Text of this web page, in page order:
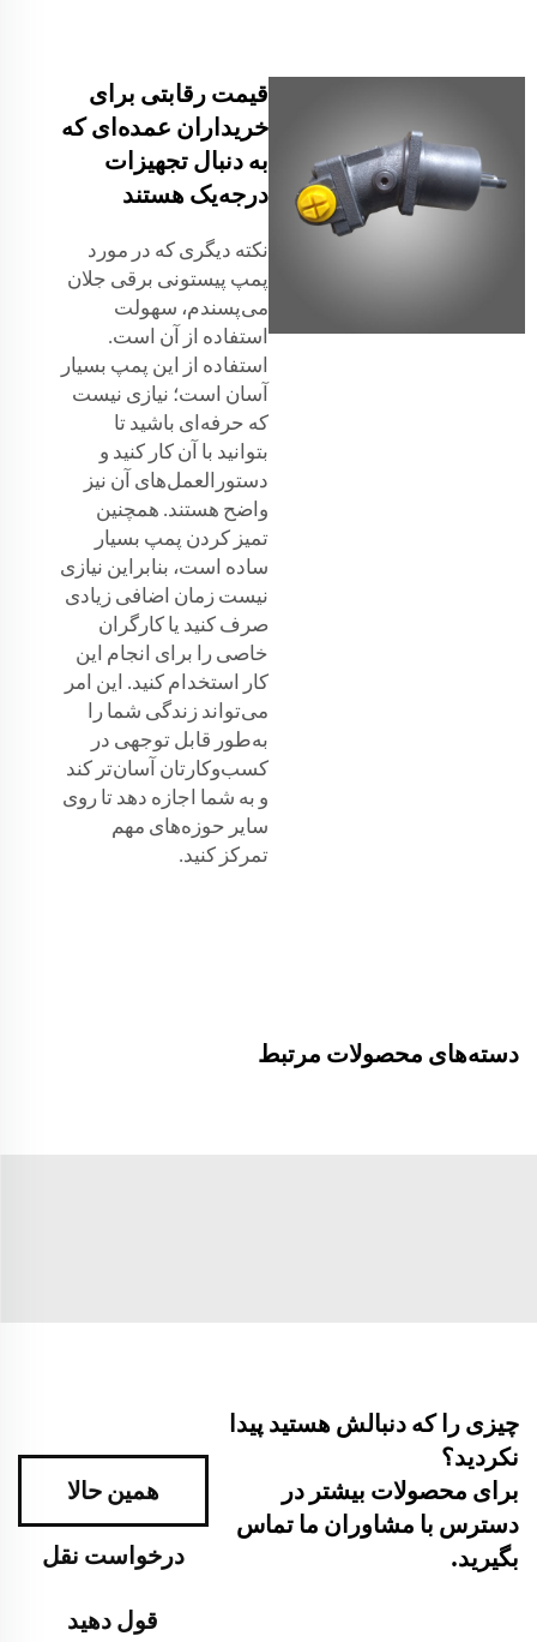
قیمت رقابتی برای
خریداران عمده‌ای که
به دنبال تجهیزات
درجه‌یک هستند
نکته دیگری که در مورد
پمپ پیستونی برقی جلان
می‌پسندم، سهولت
استفاده از آن است.
استفاده از این پمپ بسیار
آسان است؛ نیازی نیست
که حرفه‌ای باشید تا
بتوانید با آن کار کنید و
دستورالعمل‌های آن نیز
واضح هستند. همچنین
تمیز کردن پمپ بسیار
ساده است، بنابراین نیازی
نیست زمان اضافی زیادی
صرف کنید یا کارگران
خاصی را برای انجام این
کار استخدام کنید. این امر
می‌تواند زندگی شما را
به‌طور قابل توجهی در
کسب‌وکارتان آسان‌تر کند
و به شما اجازه دهد تا روی
سایر حوزه‌های مهم
تمرکز کنید.
دسته‌های محصولات مرتبط
چیزی را که دنبالش هستید پیدا
نکردید؟
برای محصولات بیشتر در
دسترس با مشاوران ما تماس
بگیرید.
همین حالا
درخواست نقل
قول دهید